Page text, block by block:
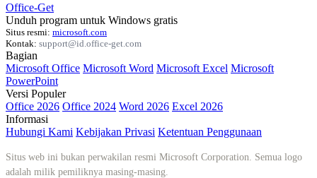
Office-Get
Unduh program untuk Windows gratis
Situs resmi: microsoft.com
Kontak: support@id.office-get.com
Bagian
Microsoft Office Microsoft Word Microsoft Excel Microsoft
PowerPoint
Versi Populer
Office 2026 Office 2024 Word 2026 Excel 2026
Informasi
Hubungi Kami Kebijakan Privasi Ketentuan Penggunaan
Situs web ini bukan perwakilan resmi Microsoft Corporation. Semua logo
adalah milik pemiliknya masing-masing.